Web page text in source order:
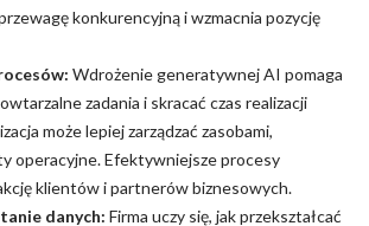
konkurencyjną i wzmacnia pozycję
Wdrożenie generatywnej AI pomaga
zadania i skracać czas realizacji
może lepiej zarządzać zasobami,
operacyjne. Efektywniejsze procesy
klientów i partnerów biznesowych.
danych: Firma uczy się, jak przekształcać